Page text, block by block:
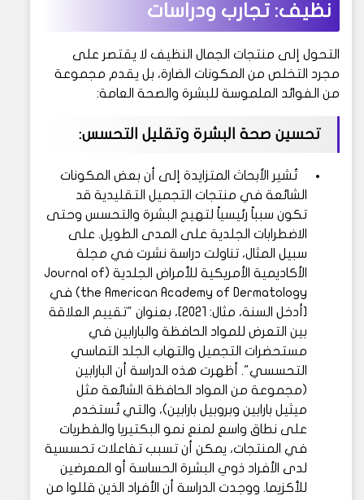
نظيف: تجارب ودراسات
التحول إلى منتجات الجمال النظيف لا يقتصر على
مجرد التخلص من المكونات الضارة، بل يقدم مجموعة
من الفوائد الملموسة للبشرة والصحة العامة:
تحسين صحة البشرة وتقليل التحسس:
تُشير الأبحاث المتزايدة إلى أن بعض المكونات
الشائعة في منتجات التجميل التقليدية قد
تكون سبباً رئيسياً لتهيج البشرة والتحسس وحتى
الاضطرابات الجلدية على المدى الطويل. على
سبيل المثال، تناولت دراسة نشرت في مجلة
الأكاديمية الأمريكية للأمراض الجلدية (Journal of
the American Academy of Dermatology) في
[أدخل السنة، مثال: 2021]، بعنوان "تقييم العلاقة
بين التعرض للمواد الحافظة والبارابين في
مستحضرات التجميل والتهاب الجلد التماسي
التحسسي". أظهرت هذه الدراسة أن البارابين
(مجموعة من المواد الحافظة الشائعة مثل
ميثيل بارابين وبروبيل بارابين)، والتي تُستخدم
على نطاق واسع لمنع نمو البكتيريا والفطريات
في المنتجات، يمكن أن تسبب تفاعلات تحسسية
لدى الأفراد ذوي البشرة الحساسة أو المعرضين
للأكزيما. ووجدت الدراسة أن الأفراد الذين قللوا من